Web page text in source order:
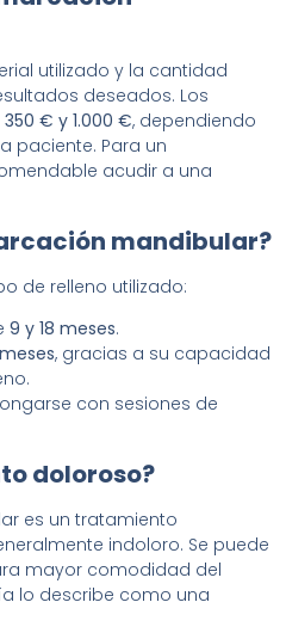
utilizado y la cantidad
deseados. Los
350 € y 1.000 €, dependiendo
paciente. Para un
acudir a una
mandibular?
de relleno utilizado:
9 y 18 meses.
, gracias a su capacidad
con sesiones de
doloroso?
es un tratamiento
indoloro. Se puede
mayor comodidad del
lo describe como una